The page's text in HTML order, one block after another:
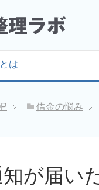
は
借金の悩み
が届い